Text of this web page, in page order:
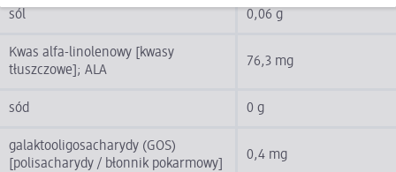
sól 0,06 g
Kwas alfa-linolenowy [kwasy
tłuszczowe]; ALA
76,3 mg
sód 0 g
galaktooligosacharydy (GOS)
[polisacharydy / błonnik pokarmowy]
0,4 mg